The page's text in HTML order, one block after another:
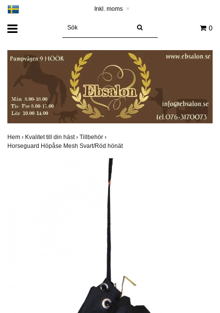
Inkl. moms ▾
0
Hem › Kvalitet till din häst› Tillbehör ›
Horseguard Höpåse Mesh Svart/Röd hönät